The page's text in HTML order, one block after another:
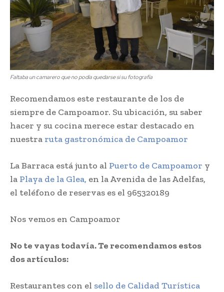
Faltaba un camarero que no podía quedarse si su fotografía
Recomendamos este restaurante de los de
siempre de Campoamor. Su ubicación, su saber
hacer y su cocina merece estar destacado en
nuestra ruta gastronómica de Campoamor
La Barraca está junto al Puerto de Campoamor y
la Playa de la Glea, en la Avenida de las Adelfas,
el teléfono de reservas es el 965320189
Nos vemos en Campoamor
No te vayas todavía. Te recomendamos estos
dos artículos:
Restaurantes con el sello de Calidad Turística